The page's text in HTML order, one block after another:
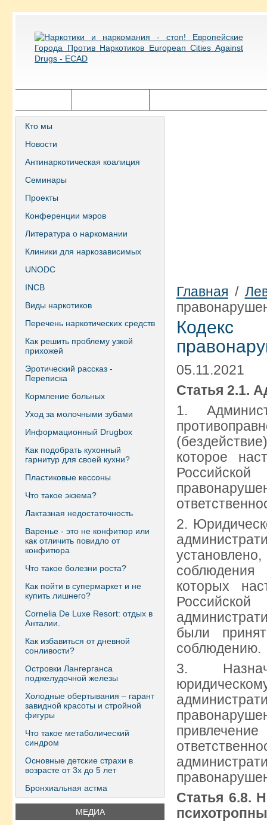
Кто мы
Новости
Антинаркотическая коалиция
Семинары
Проекты
Конференции мэров
Литература о наркомании
Клиники для наркозависимых
UNODC
INCB
Виды наркотиков
Перечень наркотических средств
Как решить проблему узкой
прихожей
Эротический рассказ -
Переписка
Кормление больных
Уход за молочными зубами
Информационный Drugbox
Как подобрать кухонный
гарнитур для своей кухни?
Пластиковые кессоны
Что такое экзема?
Лактазная недостаточность
Варенье - это не конфитюр или
как отличить повидло от
конфитюра
Что такое болезни роста?
Как пойти в супермаркет и не
купить лишнего?
Сornelia De Luxe Resort: отдых в
Анталии.
Как избавиться от дневной
сонливости?
Островки Лангерганса
поджелудочной железы
Холодные обертывания – гарант
завидной красоты и стройной
фигуры
Что такое метаболический
синдром
Основные детские страхи в
возрасте от 3х до 5 лет
Бронхиальная астма
МЕДИА
Главная /
05.11.2021
Статья 2.1.
1.
которое
2.
которых
были
соблюдению.
3.
Статья 6.8.